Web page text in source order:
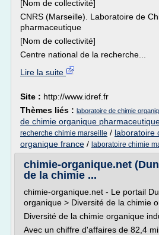
[Nom de collectivité]
CNRS (Marseille). Laboratoire de
pharmaceutique
[Nom de collectivité]
Centre national de la recherche...
Lire la suite
Site : http://www.idref.fr
Thèmes liés : laboratoire de chimie
de chimie organique
recherche chimie marseille / laboratoire
organique france / laboratoire chimie
chimie-organique.net
de la chimie ...
chimie-organique.net - Le portail
organique > Diversité de la chimie
Diversité de la chimie organique
Avec un chiffre d'affaires de 82,4